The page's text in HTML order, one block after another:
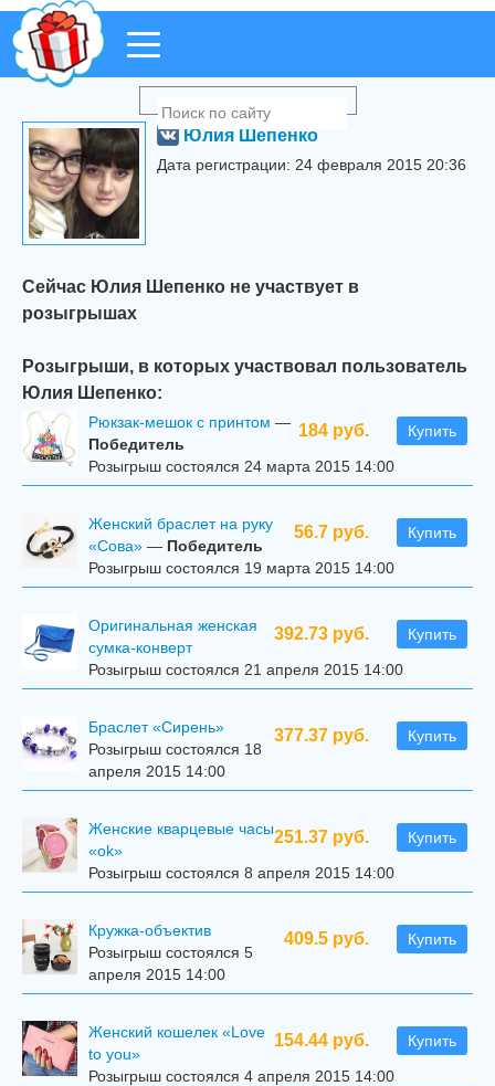
Юлия Шепенко
Дата регистрации: 24 февраля 2015 20:36
Сейчас Юлия Шепенко не участвует в
розыгрышах
Розыгрыши, в которых участвовал пользователь
Юлия Шепенко:
184 руб. Купить
Рюкзак-мешок с принтом —
Победитель
Розыгрыш состоялся 24 марта 2015 14:00
56.7 руб. Купить
Женский браслет на руку
«Сова» — Победитель
Розыгрыш состоялся 19 марта 2015 14:00
392.73 руб. Купить
Оригинальная женская
сумка-конверт
Розыгрыш состоялся 21 апреля 2015 14:00
377.37 руб. Купить
Браслет «Сирень»
Розыгрыш состоялся 18
апреля 2015 14:00
251.37 руб. Купить
Женские кварцевые часы
«ok»
Розыгрыш состоялся 8 апреля 2015 14:00
409.5 руб. Купить
Кружка-объектив
Розыгрыш состоялся 5
апреля 2015 14:00
154.44 руб. Купить
Женский кошелек «Love
to you»
Розыгрыш состоялся 4 апреля 2015 14:00